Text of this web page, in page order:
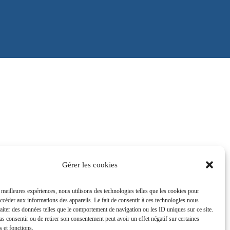
Gérer les cookies
expériences, nous utilisons des technologies telles que les cookies pour
aux informations des appareils. Le fait de consentir à ces technologies nous
des données telles que le comportement de navigation ou les ID uniques sur ce site.
consentir ou de retirer son consentement peut avoir un effet négatif sur certaines
et fonctions.